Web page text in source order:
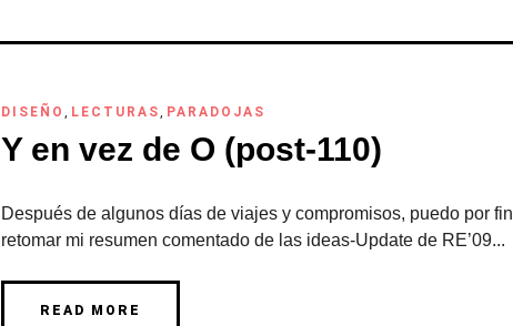
DISEÑO , LECTURAS, PARADOJAS
Y en vez de O (post-110)
Después de algunos días de viajes y compromisos, puedo por fin
retomar mi resumen comentado de las ideas-Update de RE’09...
READ MORE